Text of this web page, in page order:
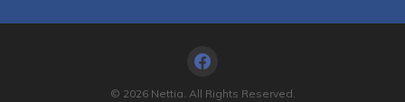
© 2026 Nettia. All Rights Reserved.